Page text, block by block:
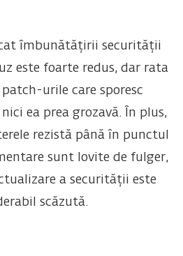
îmbunătățirii securității
este foarte redus, dar rata
urile care sporesc
ea prea grozavă. În plus,
rezistă până în punctul
sunt lovite de fulger,
a securității este
scăzută.